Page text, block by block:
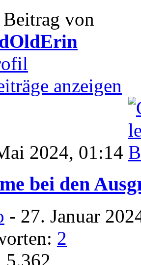
von
anzeigen
2024, 01:14
bei den
- 27. Januar
2
5.362